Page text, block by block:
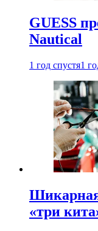
GUESS
Nautical
1 год спустя1
«три